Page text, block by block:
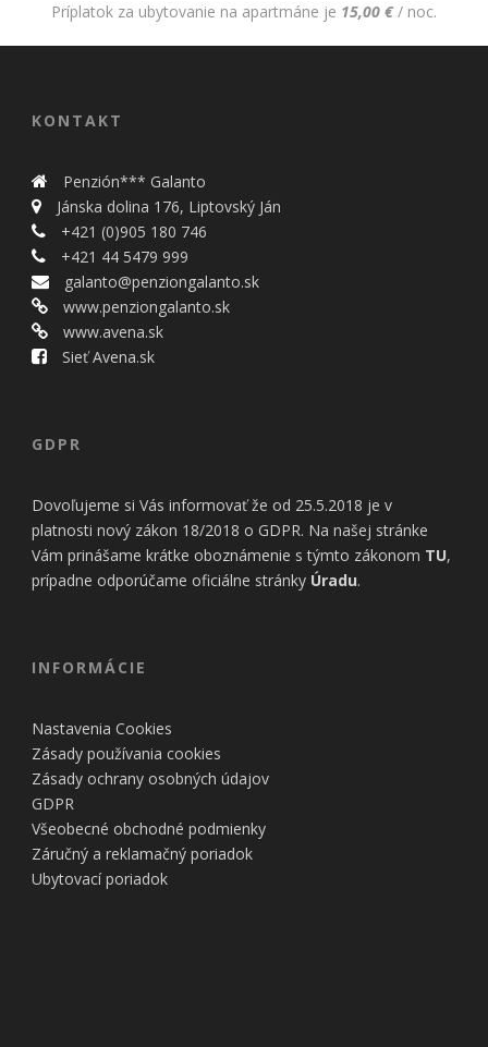
Príplatok za ubytovanie na apartmáne je 15,00 € / noc.
KONTAKT
Penzión*** Galanto
Jánska dolina 176, Liptovský Ján
+421 (0)905 180 746
+421 44 5479 999
galanto@penziongalanto.sk
www.penziongalanto.sk
www.avena.sk
Sieť Avena.sk
GDPR
Dovoľujeme si Vás informovať že od 25.5.2018 je v
platnosti nový zákon 18/2018 o GDPR. Na našej stránke
Vám prinášame krátke oboznámenie s týmto zákonom TU,
prípadne odporúčame oficiálne stránky Úradu.
INFORMÁCIE
Nastavenia Cookies
Zásady používania cookies
Zásady ochrany osobných údajov
GDPR
Všeobecné obchodné podmienky
Záručný a reklamačný poriadok
Ubytovací poriadok